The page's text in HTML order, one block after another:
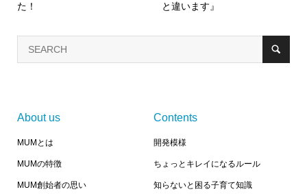
た！
と違います』
About us
MUMとは
MUMの特徴
MUM創始者の思い
Contents
開発模様
ちょっとキレイになるルール
知らないと困る子育て知識